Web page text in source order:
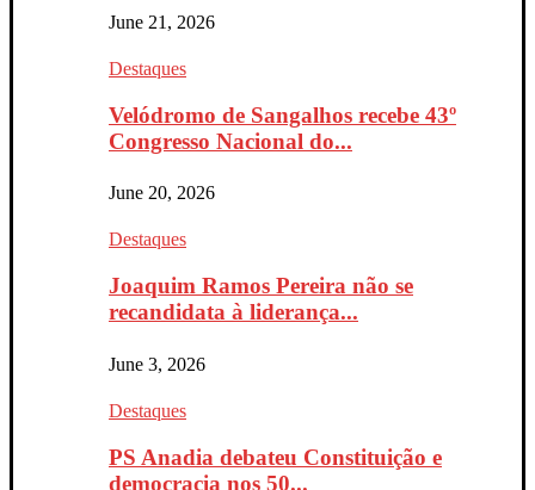
June 21, 2026
Destaques
Velódromo de Sangalhos recebe 43º
Congresso Nacional do...
June 20, 2026
Destaques
Joaquim Ramos Pereira não se
recandidata à liderança...
June 3, 2026
Destaques
PS Anadia debateu Constituição e
democracia nos 50...